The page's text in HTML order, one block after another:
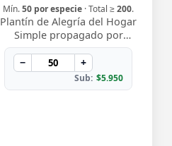
Mín.50 por especie · Total ≥200.
Plantín de Alegría del Hogar
Simple propagado por
semilla, con flores delicadas
en tonos rosados y blancos
que florecen…
− +
Sub: $5.950